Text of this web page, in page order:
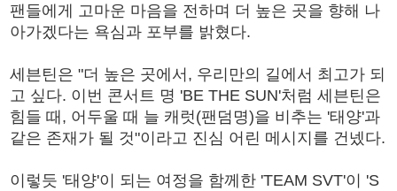
팬들에게 고마운 마음을 전하며 더 높은 곳을 향해 나
아가겠다는 욕심과 포부를 밝혔다.
세븐틴은 "더 높은 곳에서, 우리만의 길에서 최고가 되
고 싶다. 이번 콘서트 명 'BE THE SUN'처럼 세븐틴은
힘들 때, 어두울 때 늘 캐럿(팬덤명)을 비추는 '태양'과
같은 존재가 될 것"이라고 진심 어린 메시지를 건넸다.
이렇듯 '태양'이 되는 여정을 함께한 'TEAM SVT'이 'S